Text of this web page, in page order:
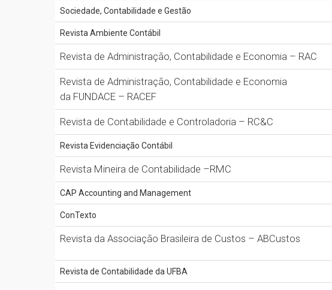
Sociedade, Contabilidade e Gestão
Revista Ambiente Contábil
Revista de Administração, Contabilidade e Economia – RAC
Revista de Administração, Contabilidade e Economia
da FUNDACE – RACEF
Revista de Contabilidade e Controladoria – RC&C
Revista Evidenciação Contábil
Revista Mineira de Contabilidade –RMC
CAP Accounting and Management
ConTexto
Revista da Associação Brasileira de Custos – ABCustos
Revista de Contabilidade da UFBA